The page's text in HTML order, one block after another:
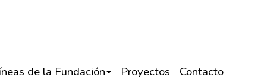
de la Fundación Proyectos Contacto